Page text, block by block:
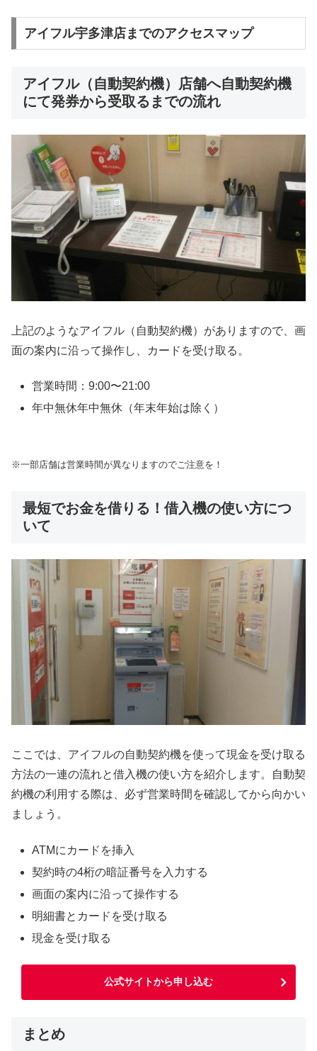
アイフル宇多津店までのアクセスマップ
アイフル（自動契約機）店舗へ自動契約機
にて発券から受取るまでの流れ
上記のようなアイフル（自動契約機）がありますので、画
面の案内に沿って操作し、カードを受け取る。
営業時間：9:00〜21:00
年中無休年中無休（年末年始は除く）
※一部店舗は営業時間が異なりますのでご注意を！
最短でお金を借りる！借入機の使い方につ
いて
ここでは、アイフルの自動契約機を使って現金を受け取る
方法の一連の流れと借入機の使い方を紹介します。自動契
約機の利用する際は、必ず営業時間を確認してから向かい
ましょう。
ATMにカードを挿入
契約時の4桁の暗証番号を入力する
画面の案内に沿って操作する
明細書とカードを受け取る
現金を受け取る
公式サイトから申し込む
まとめ